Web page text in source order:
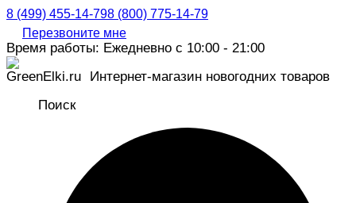
8 (499) 455-14-798 (800) 775-14-79
Перезвоните мне
Время работы: Ежедневно с 10:00 - 21:00
Интернет-магазин новогодних товаров
Поиск